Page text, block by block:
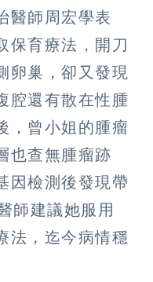
醫師周宏學表
保育療法，開刀
卵巢，卻又發現
腔還有散在性腫
，曾小姐的腫瘤
也查無腫瘤跡
因檢測後發現帶
師建議她服用
法，迄今病情穩